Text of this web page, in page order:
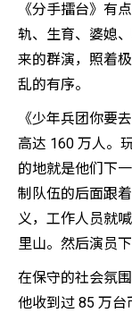
《分手擂台》有
轨、生育、婆媳
来的群演，照着
乱的有序。
《少年兵团你要
高达 160 万人。
的地就是他们下
制队伍的后面跟
义，工作人员就
里山。然后演员
在保守的社会氛
他收到过 85 万